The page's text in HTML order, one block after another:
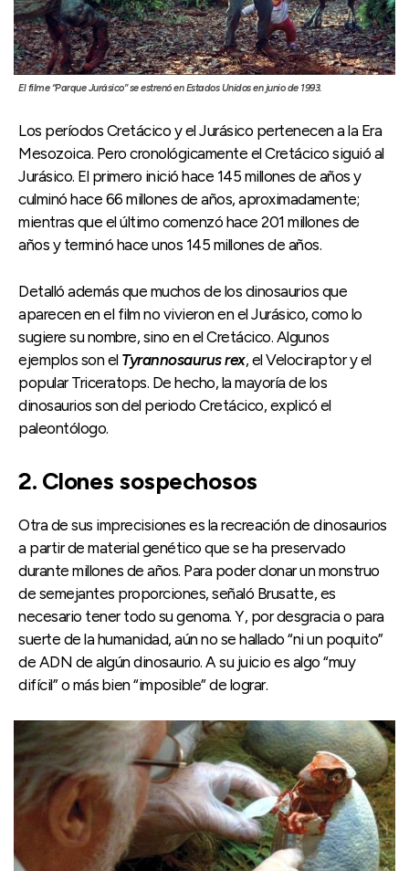
El filme “Parque Jurásico” se estrenó en Estados Unidos en junio de 1993.
Los períodos Cretácico y el Jurásico pertenecen a la Era
Mesozoica. Pero cronológicamente el Cretácico siguió al
Jurásico. El primero inició hace 145 millones de años y
culminó hace 66 millones de años, aproximadamente;
mientras que el último comenzó hace 201 millones de
años y terminó hace unos 145 millones de años.
Detalló además que muchos de los dinosaurios que
aparecen en el film no vivieron en el Jurásico, como lo
sugiere su nombre, sino en el Cretácico. Algunos
ejemplos son el Tyrannosaurus rex, el Velociraptor y el
popular Triceratops. De hecho, la mayoría de los
dinosaurios son del periodo Cretácico, explicó el
paleontólogo.
2. Clones sospechosos
Otra de sus imprecisiones es la recreación de dinosaurios
a partir de material genético que se ha preservado
durante millones de años. Para poder clonar un monstruo
de semejantes proporciones, señaló Brusatte, es
necesario tener todo su genoma. Y, por desgracia o para
suerte de la humanidad, aún no se hallado “ni un poquito”
de ADN de algún dinosaurio. A su juicio es algo “muy
difícil” o más bien “imposible” de lograr.